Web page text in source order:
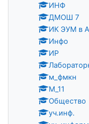
ИНФ
ДМОШ 7
ИК ЭУМ в
Инфо
ИР
м_фмкн
М_11
Общество
уч.инф.